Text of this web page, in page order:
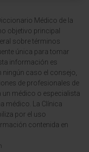
Médico de la
objetivo principal
sobre términos
única para tomar
información es
caso el consejo,
de profesionales de
un médico o especialista
médico. La Clínica
por el uso
contenida en